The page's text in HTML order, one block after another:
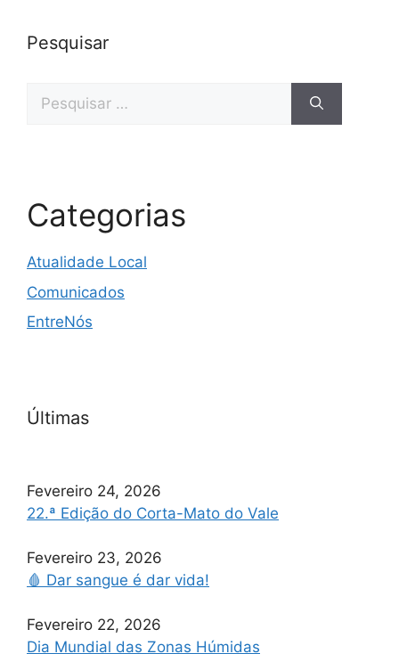
Pesquisar
Pesquisar
Categorias
Atualidade Local
Comunicados
EntreNós
Últimas
Fevereiro 24, 2026
22.ª Edição do Corta-Mato do Vale
Fevereiro 23, 2026
🩸 Dar sangue é dar vida!
Fevereiro 22, 2026
Dia Mundial das Zonas Húmidas